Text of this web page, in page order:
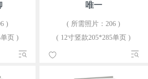
)
页 )
唯一
( 所需照片：206 )
( 12寸竖款205*285单页 )